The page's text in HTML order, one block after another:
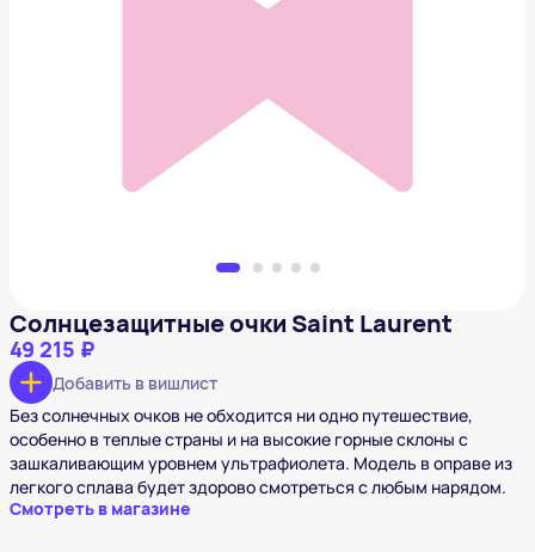
Добавить в вишлист
Солнцезащитные очки Saint Laurent
49 215 ₽
Добавить в вишлист
Без солнечных очков не обходится ни одно путешествие,
особенно в теплые страны и на высокие горные склоны с
зашкаливающим уровнем ультрафиолета. Модель в оправе из
легкого сплава будет здорово смотреться с любым нарядом.
Смотреть в магазине